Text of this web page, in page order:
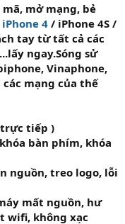
mở mạng, bẻ
iPhone 4 / iPhone 4S /
tay từ tất cả các
ngay.Sóng sử
Vinaphone,
mạng của thế
trực tiếp )
bàn phím, khóa
nguồn, treo logo, lỗi
mất nguồn, hư
wifi, không xạc